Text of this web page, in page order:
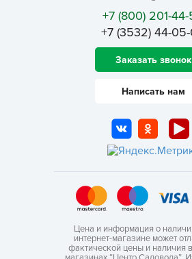
+7 (800) 201-
+7 (3532) 44-
Заказать звонок
Написать нам
Цена и информация о
интернет-магазине может
фактической цены и наличия